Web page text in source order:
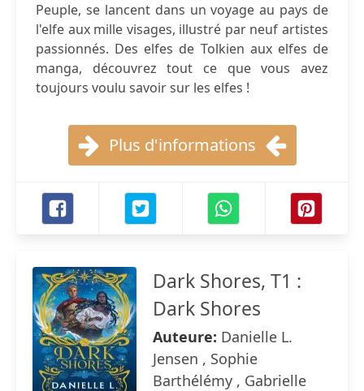
Peuple, se lancent dans un voyage au pays de
l'elfe aux mille visages, illustré par neuf artistes
passionnés. Des elfes de Tolkien aux elfes de
manga, découvrez tout ce que vous avez
toujours voulu savoir sur les elfes !
Plus d'informations
Dark Shores, T1 :
Dark Shores
Auteure: Danielle L.
Jensen , Sophie
Barthélémy , Gabrielle